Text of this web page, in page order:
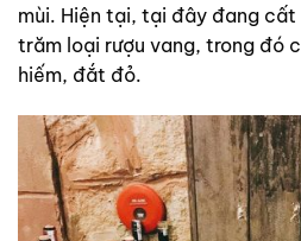
mùi. Hiện tại, tại đây đang cất
trăm loại rượu vang, trong đó
hiếm, đắt đỏ.